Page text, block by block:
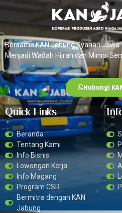
Bersama KAN Jabung Syariah
Menjadi Wadah Hijrah dan Mimpi
Hubungi
Quick Links
Beranda
Tentang Kami
Info Bisnis
Lowongan Kerja
Info Magang
Program CSR
Bermitra dengan KAN
Jabung